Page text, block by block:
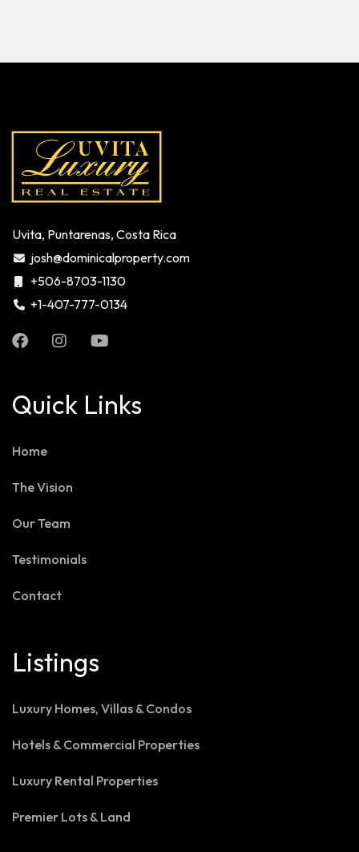
Uvita, Puntarenas, Costa Rica
josh@dominicalproperty.com
+506-8703-1130
+1-407-777-0134
Quick Links
Home
The Vision
Our Team
Testimonials
Contact
Listings
Luxury Homes, Villas & Condos
Hotels & Commercial Properties
Luxury Rental Properties
Premier Lots & Land